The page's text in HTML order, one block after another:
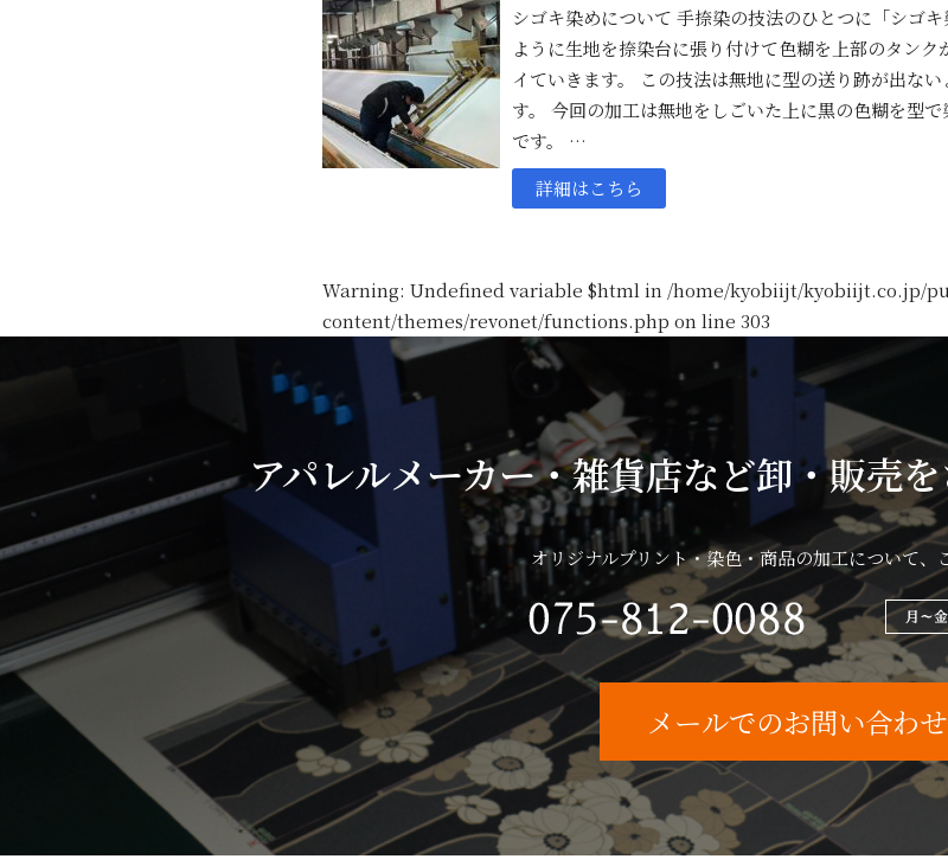
シゴキ染めについて 手捺染の技法のひとつに「シゴ
ように生地を捺染台に張り付けて色糊を上部のタン
イていきます。 この技法は無地に型の送り跡が出な
す。 今回の加工は無地をしごいた上に黒の色糊を型
です。 …
詳細はこちら
Warning: Undefined variable $html in /home/kyobiijt/kyobiijt.co.jp/
content/themes/revonet/functions.php on line 303
アパレルメーカー・雑貨店など卸・販売
オリジナルプリント・染色・商品の加工について、
メールでのお問い合わせ